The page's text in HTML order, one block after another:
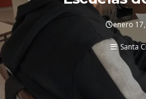
enero
Santa